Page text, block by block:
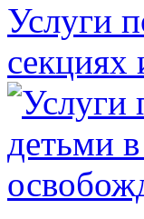
Услуги